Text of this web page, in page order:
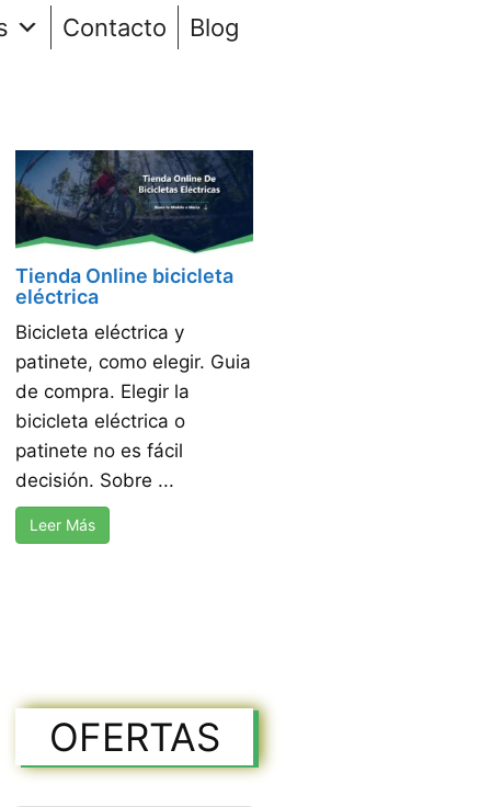
Contacto Blog
Tienda Online bicicleta
eléctrica
Bicicleta eléctrica y
patinete, como elegir. Guia
de compra. Elegir la
bicicleta eléctrica o
patinete no es fácil
decisión. Sobre ...
Leer Más
OFERTAS